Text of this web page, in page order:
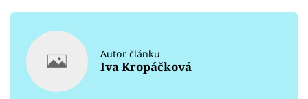
Autor článku
Iva Kropáčková